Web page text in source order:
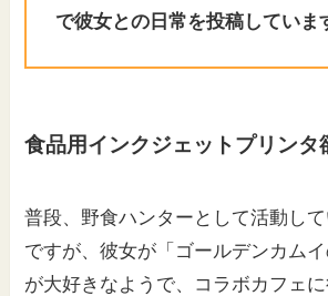
で彼女との日常を投稿していま
食品用インクジェットプリンタ
普段、野食ハンターとして活動し
ですが、彼女が「ゴールデンカムイ
が大好きなようで、コラボカフェ